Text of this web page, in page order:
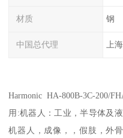
材质 钢
中国总代理 上
Harmonic HA-800B-3C-200/
用:机器人：工业，半导体及
机器人，成像，，假肢，外